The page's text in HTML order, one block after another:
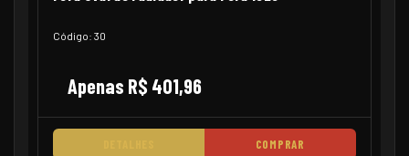
Código: 30
Apenas R$ 401,96
COMPRAR